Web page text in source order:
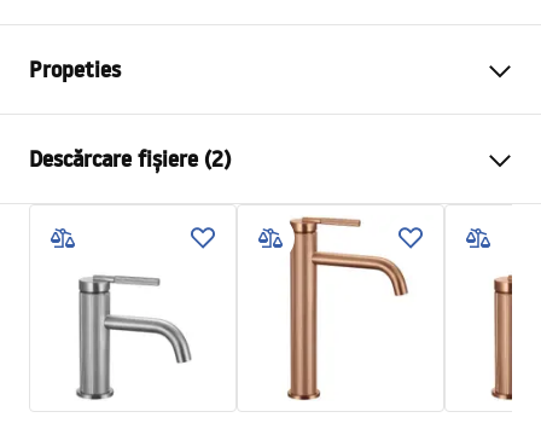
Propeties
Metodă de montaj
Culoare
Oțel periat
Tip de gura de scurgere
Mobilă
Material
Lungimea gurii
Tehnologia de acoperire
PVD
Descărcare fișiere (2)
Instrucțiuni de asamblare
Condiții de garanție